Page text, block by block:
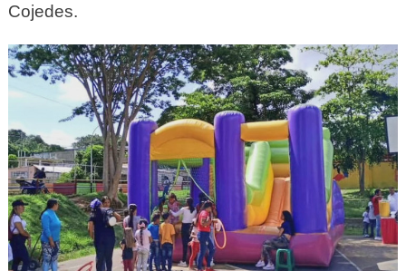
Cojedes.